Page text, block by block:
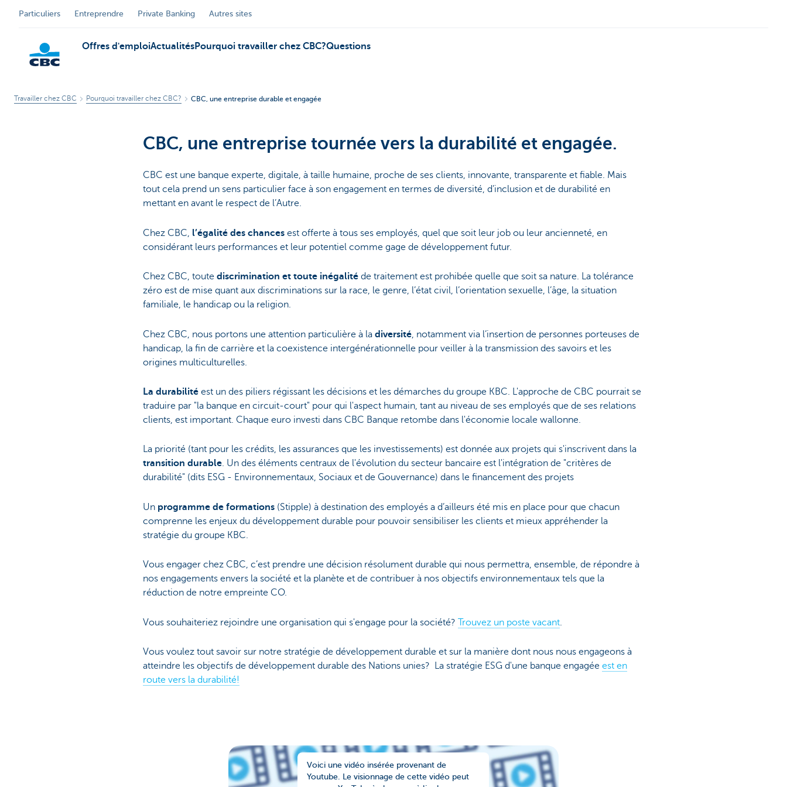
Particuliers Entreprendre Private Banking Autres sites
Offres d'emploiActualitésPourquoi travailler chez CBC?Questions
Travailler chez CBC Pourquoi travailler chez CBC? CBC, une entreprise durable et engagée
CBC, une entreprise tournée vers la durabilité et engagée.
CBC est une banque experte, digitale, à taille humaine, proche de ses clients, innovante, transparente et fiable. Mais
tout cela prend un sens particulier face à son engagement en termes de diversité, d’inclusion et de durabilité en
mettant en avant le respect de l’Autre.
Chez CBC, l’égalité des chances est offerte à tous ses employés, quel que soit leur job ou leur ancienneté, en
considérant leurs performances et leur potentiel comme gage de développement futur.
Chez CBC, toute discrimination et toute inégalité de traitement est prohibée quelle que soit sa nature. La tolérance
zéro est de mise quant aux discriminations sur la race, le genre, l’état civil, l’orientation sexuelle, l’âge, la situation
familiale, le handicap ou la religion.
Chez CBC, nous portons une attention particulière à la diversité , notamment via l’insertion de personnes porteuses de
handicap, la fin de carrière et la coexistence intergénérationnelle pour veiller à la transmission des savoirs et les
origines multiculturelles.
La durabilité est un des piliers régissant les décisions et les démarches du groupe KBC. L'approche de CBC pourrait se
traduire par "la banque en circuit-court" pour qui l'aspect humain, tant au niveau de ses employés que de ses relations
clients, est important. Chaque euro investi dans CBC Banque retombe dans l'économie locale wallonne.
La priorité (tant pour les crédits, les assurances que les investissements) est donnée aux projets qui s'inscrivent dans la
transition durable. Un des éléments centraux de l'évolution du secteur bancaire est l'intégration de "critères de
durabilité" (dits ESG - Environnementaux, Sociaux et de Gouvernance) dans le financement des projets
Un programme de formations (Stipple) à destination des employés a d’ailleurs été mis en place pour que chacun
comprenne les enjeux du développement durable pour pouvoir sensibiliser les clients et mieux appréhender la
stratégie du groupe KBC.
Vous engager chez CBC, c’est prendre une décision résolument durable qui nous permettra, ensemble, de répondre à
nos engagements envers la société et la planète et de contribuer à nos objectifs environnementaux tels que la
réduction de notre empreinte CO.
Vous souhaiteriez rejoindre une organisation qui s'engage pour la société? Trouvez un poste vacant
Vous voulez tout savoir sur notre stratégie de développement durable et sur la manière dont nous nous engageons à
atteindre les objectifs de développement durable des Nations unies? La stratégie ESG d'une banque engagée est en
route vers la durabilité!
Voici une vidéo insérée provenant de
Youtube. Le visionnage de cette vidéo peut